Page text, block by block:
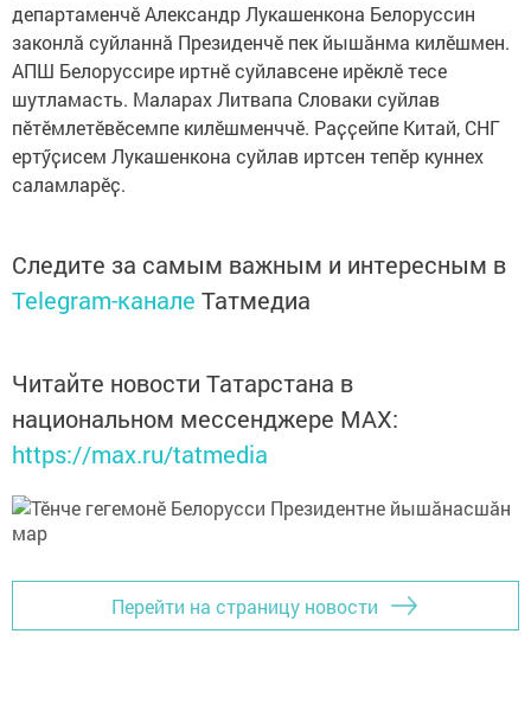
департаменчӗ Александр Лукашенкона Белоруссин
законлӑ суйланнӑ Президенчӗ пек йышӑнма килӗшмен.
АПШ Белоруссире иртнӗ суйлавсене ирӗклӗ тесе
шутламасть. Маларах Литвапа Словаки суйлав
пӗтӗмлетӗвӗсемпе килӗшменччӗ. Раҫҫейпе Китай, СНГ
ертӳҫисем Лукашенкона суйлав иртсен тепӗр куннех
саламларӗҫ.
Следите за самым важным и интересным в
Telegram-канале Татмедиа
Читайте новости Татарстана в
национальном мессенджере MАХ:
https://max.ru/tatmedia
Перейти на страницу новости